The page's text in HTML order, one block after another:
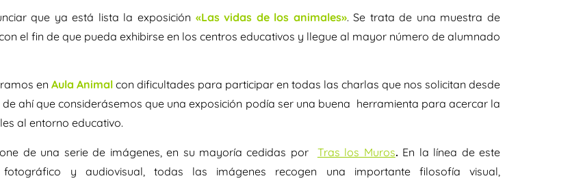
que ya está lista la exposición «Las vidas de los animales». Se trata de una muestra de
el fin de que pueda exhibirse en los centros educativos y llegue al mayor número de alumnado
en Aula Animal con dificultades para participar en todas las charlas que nos solicitan desde
ahí que considerásemos que una exposición podía ser una buena herramienta para acercar la
al entorno educativo.
de una serie de imágenes, en su mayoría cedidas por Tras los Muros. En la línea de este
y audiovisual, todas las imágenes recogen una importante filosofía visual,